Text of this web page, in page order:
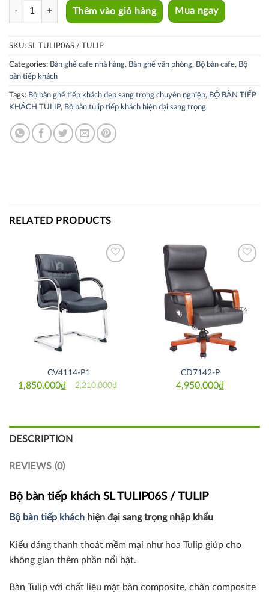
SL TULIP06S / TULIP quantity
Thêm vào giỏ hàng Mua ngay
SKU: SL TULIP06S / TULIP
Categories: Bàn ghế cafe nhà hàng, Bàn ghế văn phòng, Bộ bàn cafe, Bộ
bàn tiếp khách
Tags: Bộ bàn ghế tiếp khách đẹp sang trọng chuyên nghiệp, BỘ BÀN TIẾP
KHÁCH TULIP, Bộ bàn tulip tiếp khách hiện đại sang trọng
RELATED PRODUCTS
CV4114-P1
2,210,000₫
Original
1,850,000₫
Current
CD7142-P
4,950,000₫
DESCRIPTION
REVIEWS (0)
Bộ bàn tiếp khách SL TULIP06S / TULIP
Bộ bàn tiếp khách hiện đại sang trọng nhập khẩu
Kiểu dáng thanh thoát mềm mại như hoa Tulip giúp cho
không gian thêm phần nổi bật.
Bàn Tulip với chất liệu mặt bàn composite, chân composite